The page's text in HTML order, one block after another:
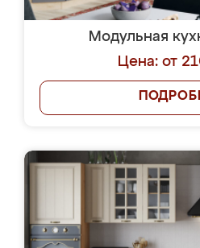
Модульная
Цена: от